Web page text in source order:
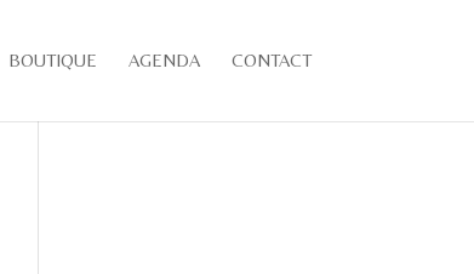
BOUTIQUE AGENDA CONTACT